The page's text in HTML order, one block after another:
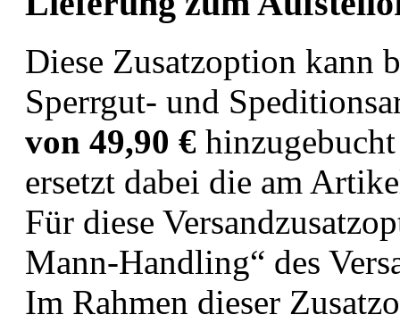
Diese Zusatzoption kann
Sperrgut- und
von 49,90 €
ersetzt dabei die am
Für diese
Mann-Handling“ des
Im Rahmen dieser